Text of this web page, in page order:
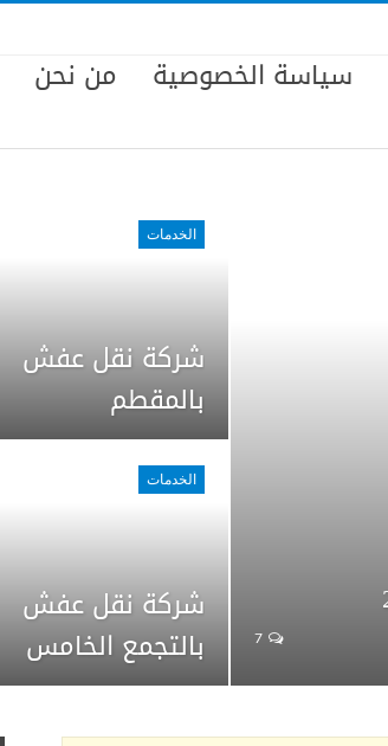
سياسة الخصوصية من نحن
الخدمات
شركة نقل عفش
بالمقطم
الخدمات
شركة نقل عفش
بالتجمع الخامس